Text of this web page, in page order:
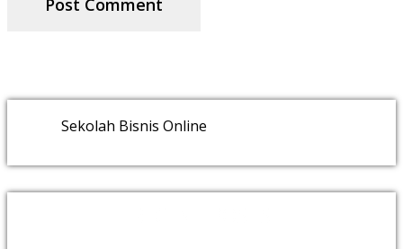
Sekolah Bisnis Online